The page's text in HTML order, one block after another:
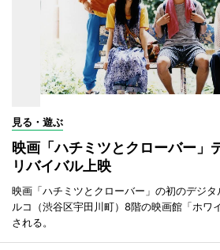
見る・遊ぶ
映画「ハチミツとクローバー」
リバイバル上映
映画「ハチミツとクローバー」の初のデジ
ルコ（渋谷区宇田川町）8階の映画館「ホワ
される。